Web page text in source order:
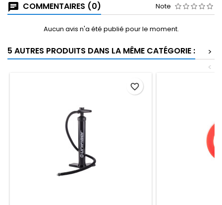
COMMENTAIRES (0) Note
Aucun avis n'a été publié pour le moment.
5 AUTRES PRODUITS DANS LA MÊME CATÉGORIE :
>
<
favorite_border